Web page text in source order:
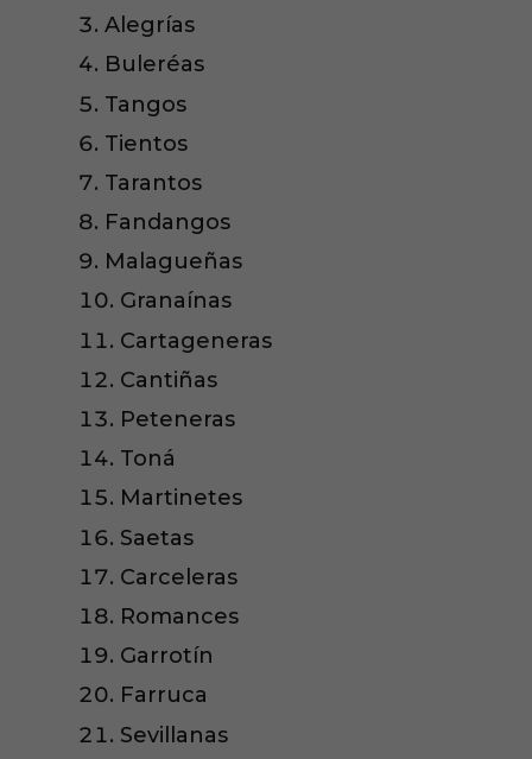
Alegrías
Buleréas
Tangos
Tientos
Tarantos
Fandangos
Malagueñas
Granaínas
Cartageneras
Cantiñas
Peteneras
Toná
Martinetes
Saetas
Carceleras
Romances
Garrotín
Farruca
Sevillanas